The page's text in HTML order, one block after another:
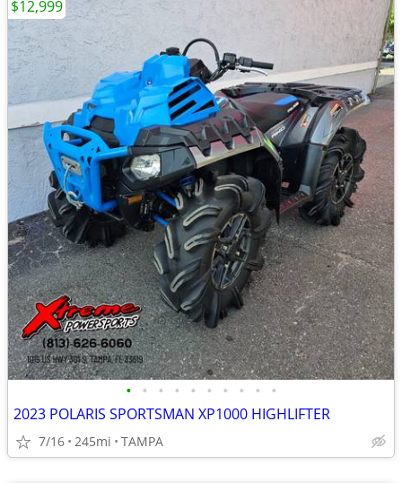
• • • • • • • • • •
2023 POLARIS SPORTSMAN XP1000 HIGHLIFTER
7/16 245mi TAMPA
$12,999